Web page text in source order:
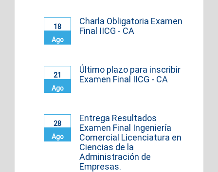
18
Ago
Charla Obligatoria Examen
Final IICG - CA
21
Ago
Último plazo para inscribir
Examen Final IICG - CA
28
Ago
Entrega Resultados
Examen Final Ingeniería
Comercial Licenciatura en
Ciencias de la
Administración de
Empresas.